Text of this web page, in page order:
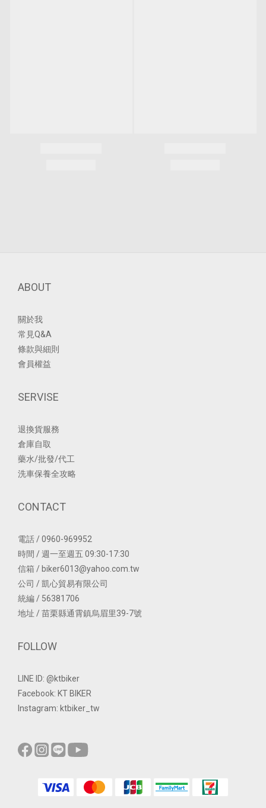
ABOUT
關於我
常見Q&A
條款與細則
會員權益
SERVISE
退換貨服務
倉庫自取
藥水/批發/代工
洗車保養全攻略
CONTACT
電話 / 0960-969952
時間 / 週一至週五 09:30-17:30
信箱 / biker6013@yahoo.com.tw
公司 / 凱心貿易有限公司
統編 / 56381706
地址 / 苗栗縣通霄鎮烏眉里39-7號
FOLLOW
LINE ID: @ktbiker
Facebook: KT BIKER
Instagram: ktbiker_tw